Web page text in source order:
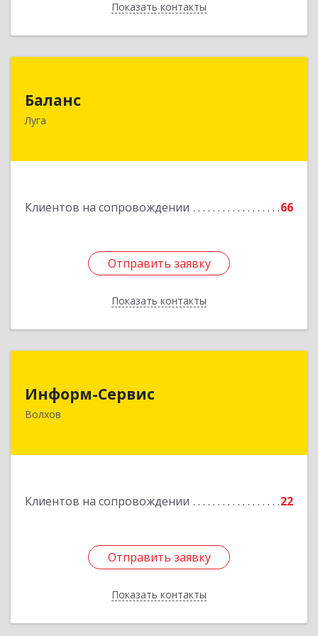
Показать контакты
Назад
Баланс
Луга
Клиентов на сопровождении 66
Отправить заявку
Показать контакты
Подробнее
Отправить заявку
Назад
Информ-Сервис
Волхов
Клиентов на сопровождении 22
Отправить заявку
Показать контакты
187400, Ленинградская обл, Волхов г,
Подробнее
Отправить заявку
Назад